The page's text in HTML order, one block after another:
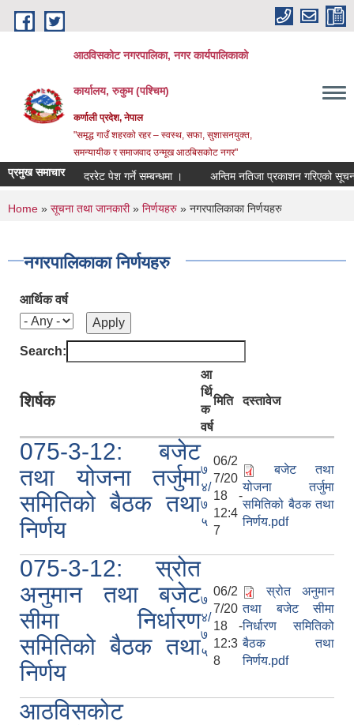
Skip to main content
आठविसकोट नगरपालिका, नगर कार्यपालिकाको
कार्यालय, रुकुम (पश्चिम)
कर्णाली प्रदेश, नेपाल
"समृद्ध गाउँ शहरको रहर – स्वस्थ, सफा, सुशासनयुक्त,
समन्यायीक र समाजवाद उन्मूख आठबिसकोट नगर"
प्रमुख समाचारदररेट पेश गर्ने सम्बन्धमा । अन्तिम नतिजा प्रकाशन गरिएको सूचना ।
You are here
Home » सूचना तथा जानकारी» निर्णयहरु » नगरपालिकाका निर्णयहरु
नगरपालिकाका निर्णयहरु
आर्थिक वर्ष
Search:
शिर्षक
आ
र्थि
क
वर्ष
मिति दस्तावेज
075-3-12: बजेट
तथा योजना तर्जुमा
समितिको बैठक तथा
निर्णय
७
४/
७
५
06/2
7/20
18 -
12:4
7
बजेट तथा
योजना तर्जुमा
समितिको बैठक तथा
निर्णय.pdf
075-3-12: स्रोत
अनुमान तथा बजेट
सीमा निर्धारण
समितिको बैठक तथा
निर्णय
७
४/
७
५
06/2
7/20
18 -
12:3
8
स्रोत अनुमान
तथा बजेट सीमा
निर्धारण समितिको
बैठक तथा
निर्णय.pdf
आठविसकोट